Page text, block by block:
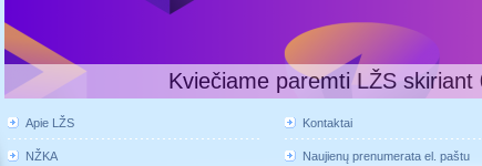
Kviečiame paremti LŽS
Apie LŽS Kontaktai
NŽKA Naujienų prenumerata el. paštu